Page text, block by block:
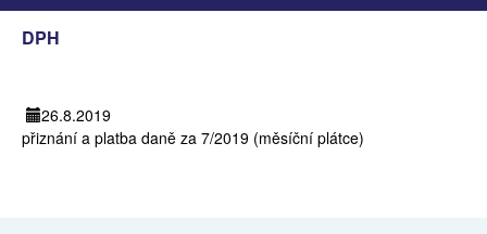
obsahu
DPH
26.8.2019
přiznání a platba daně za 7/2019 (měsíční plátce)